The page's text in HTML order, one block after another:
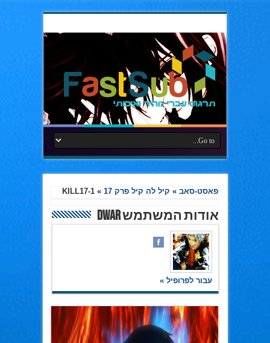
פאסט-סאב » קיל לה קיל פרק 17 »
KILL17-1
אודות המשתמש Dwar
עבור לפרופיל »